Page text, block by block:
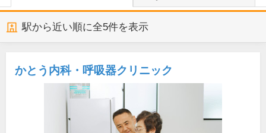
駅から近い順に全5件を表示
かとう内科・呼吸器クリニック